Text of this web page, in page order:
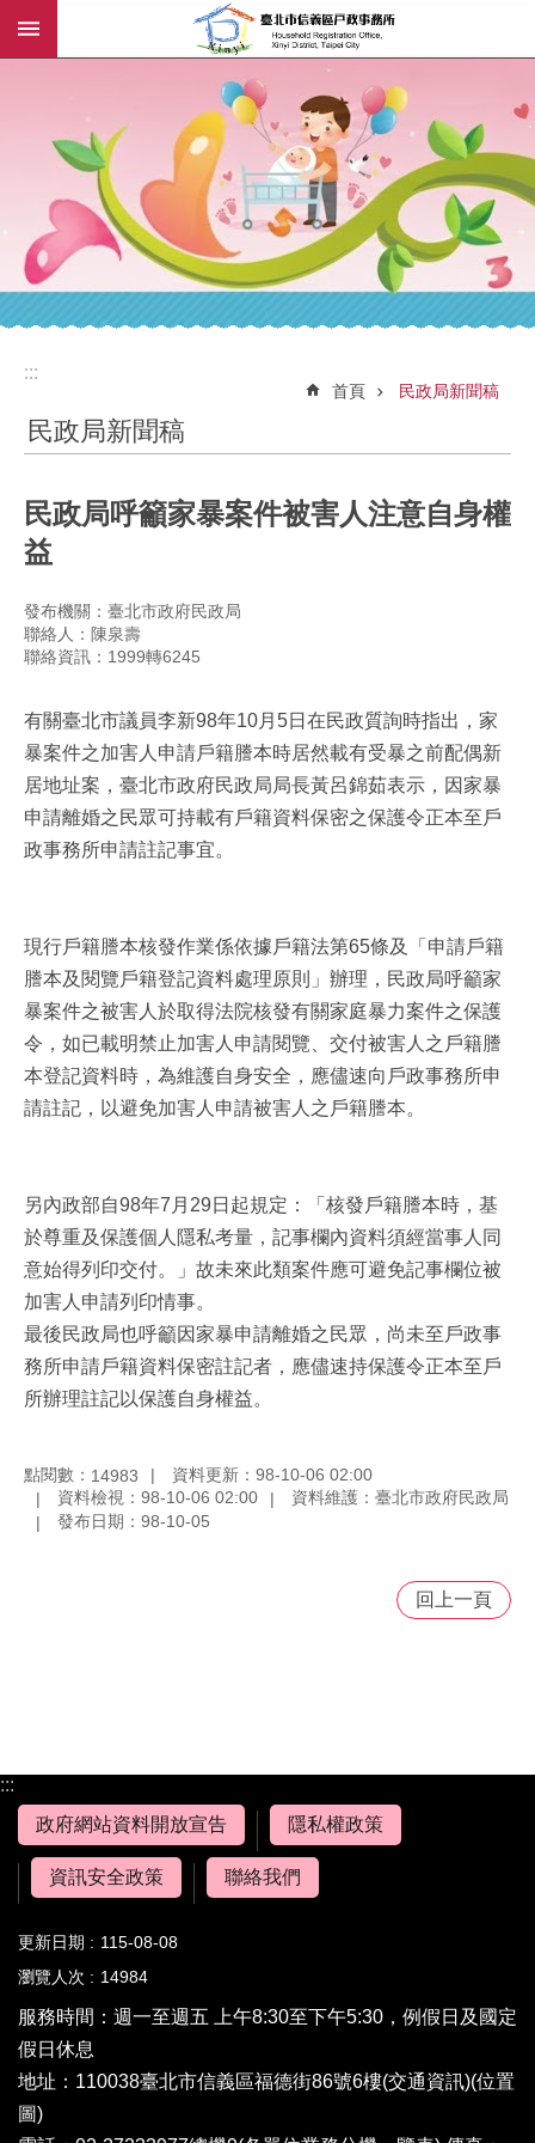
跳到主要內容區塊
:::
:::
首頁 民政局新聞稿
民政局新聞稿
民政局呼籲家暴案件被害人注意自身權
益
發布機關：臺北市政府民政局
聯絡人：陳泉壽
聯絡資訊：1999轉6245
有關臺北市議員李新98年10月5日在民政質詢時指出，家
暴案件之加害人申請戶籍謄本時居然載有受暴之前配偶新
居地址案，臺北市政府民政局局長黃呂錦茹表示，因家暴
申請離婚之民眾可持載有戶籍資料保密之保護令正本至戶
政事務所申請註記事宜。
現行戶籍謄本核發作業係依據戶籍法第65條及「申請戶籍
謄本及閱覽戶籍登記資料處理原則」辦理，民政局呼籲家
暴案件之被害人於取得法院核發有關家庭暴力案件之保護
令，如已載明禁止加害人申請閱覽、交付被害人之戶籍謄
本登記資料時，為維護自身安全，應儘速向戶政事務所申
請註記，以避免加害人申請被害人之戶籍謄本。
另內政部自98年7月29日起規定：「核發戶籍謄本時，基
於尊重及保護個人隱私考量，記事欄內資料須經當事人同
意始得列印交付。」故未來此類案件應可避免記事欄位被
加害人申請列印情事。
最後民政局也呼籲因家暴申請離婚之民眾，尚未至戶政事
務所申請戶籍資料保密註記者，應儘速持保護令正本至戶
所辦理註記以保護自身權益。
點閱數： 14983
資料更新：98-10-06 02:00
資料檢視：98-10-06 02:00
資料維護：臺北市政府民政局
發布日期：98-10-05
回上一頁
:::
政府網站資料開放宣告
隱私權政策
資訊安全政策 聯絡我們
更新日期
115-08-08
瀏覽人次
14984
服務時間：週一至週五 上午8:30至下午5:30，例假日及國定
假日休息
地址：110038臺北市信義區福德街86號6樓(交通資訊)(位置
圖)